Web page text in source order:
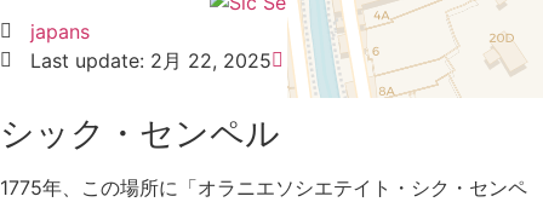
japans
Last update: 2月 22, 2025
No Comments
シック・センペル
1775年、この場所に「オラニエソシエテイト・シク・センペ